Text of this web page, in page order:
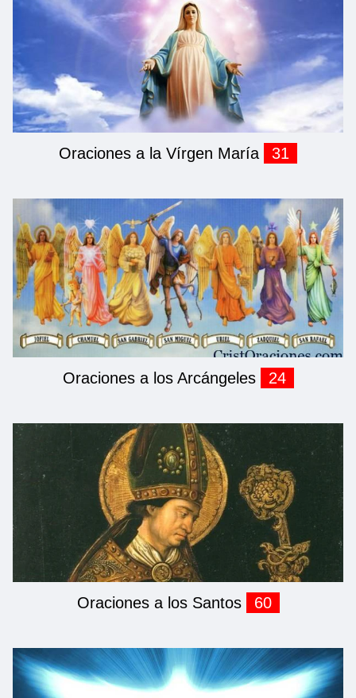
Oraciones a la Vírgen María 31
Oraciones a los Arcángeles 24
Oraciones a los Santos 60